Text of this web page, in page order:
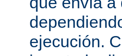
ejecución.